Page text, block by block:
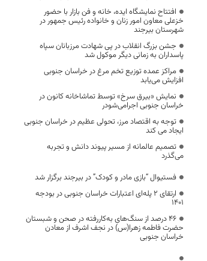
افتتاح نمایشگاه ایده، خانه و فن بازار با حضور
خزعلی معاون امور زنان و خانواده رئیس جمهور در
شهرستان بیرجند
جشن بزرگ انقلاب در پی شهادت مرزبانان سپاه
پاسداران به زمانی دیگر موکول شد
مراکز عمده توزیع تخم مرغ در خراسان جنوبی
افزایش می‌یابد
نمایش «بیرق سرخ» توسط تماشاخانه کانون در
خراسان جنوبی اجرامی‌شودر
توجه به اقتصاد مرز، تحولی عظیم در خراسان جنوبی
ایجاد می کند
تصمیم عالمانه از مسیر پیوند دانش و تجربه
می‌گذرد
فستیوال “بازی مادر و کودک” در بیرجند برگزار شد
ارتقای ۲ پله‌ای اعتبارات خراسان جنوبی در بودجه
۱۴۰۱
۴۶ درصد از سنگ‌های به‌کاررفته در صحن و شبستان
حضرت فاطمه زهرا(س) در نجف اشرف از معادن
خراسان جنوبی